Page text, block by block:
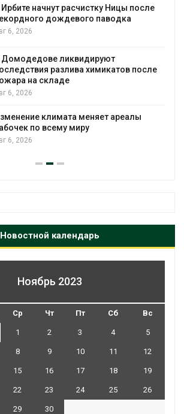
для охраны израильской
Авг 5, 2026
климата»: исследование
пределы экологических
Авг 5, 2026
экологическую премию
«Экопозитив-2026»
Новостной календарь
Ноябрь 2023
Ср Чт Пт Сб Вс
1 2 3 4 5
8 9 10 11 12
15 16 17 18 19
22 23 24 25 26
29
30